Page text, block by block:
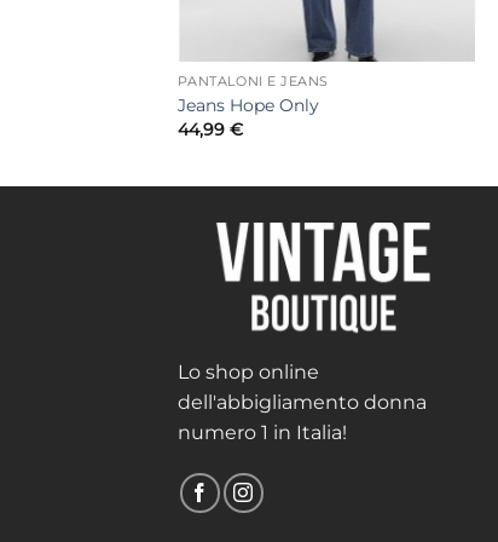
PANTALONI E JEANS
Jeans Hope Only
44,99 €
Lo shop online
dell'abbigliamento donna
numero 1 in Italia!